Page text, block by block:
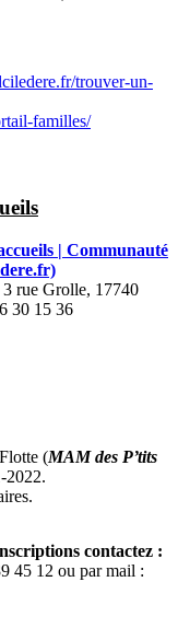
trouver-un-
familles/
| Communauté
3 rue Grolle, 17740
30 15 36
(MAM des P’tits
2022.
contactez :
45 12 ou par mail :